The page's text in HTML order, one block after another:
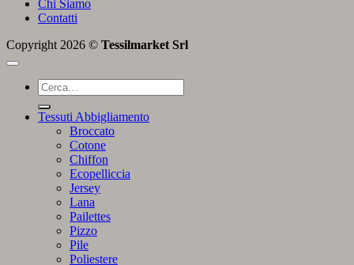
Chi Siamo
Contatti
Copyright 2026 © Tessilmarket Srl
Cerca:
Tessuti Abbigliamento
Broccato
Cotone
Chiffon
Ecopelliccia
Jersey
Lana
Pailettes
Pizzo
Pile
Poliestere